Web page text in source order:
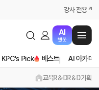
강사 전용
AI
챗봇
KPC's Pick 베스트 AI 아카데
교육R＆DR＆D기획